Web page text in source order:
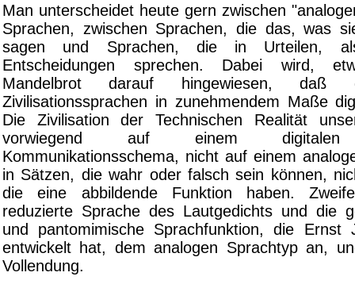
Man unterscheidet heute gern zwischen
Sprachen, zwischen Sprachen, die das, was
sagen und Sprachen, die in Urteilen,
Entscheidungen sprechen. Dabei wird,
Mandelbrot darauf hingewiesen, daß
Zivilisationssprachen in zunehmendem Maße
Die Zivilisation der Technischen Realität
vorwiegend auf einem digitalen
Kommunikationsschema, nicht auf einem
in Sätzen, die wahr oder falsch sein können,
die eine abbildende Funktion haben.
reduzierte Sprache des Lautgedichts und die
und pantomimische Sprachfunktion, die Ernst
entwickelt hat, dem analogen Sprachtyp an,
Vollendung.